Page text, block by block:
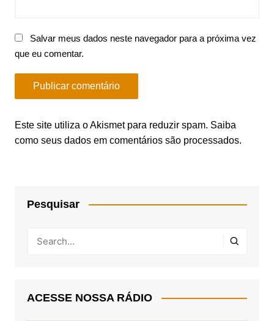
Salvar meus dados neste navegador para a próxima vez
que eu comentar.
Este site utiliza o Akismet para reduzir spam. Saiba
como seus dados em comentários são processados.
Pesquisar
ACESSE NOSSA RÁDIO